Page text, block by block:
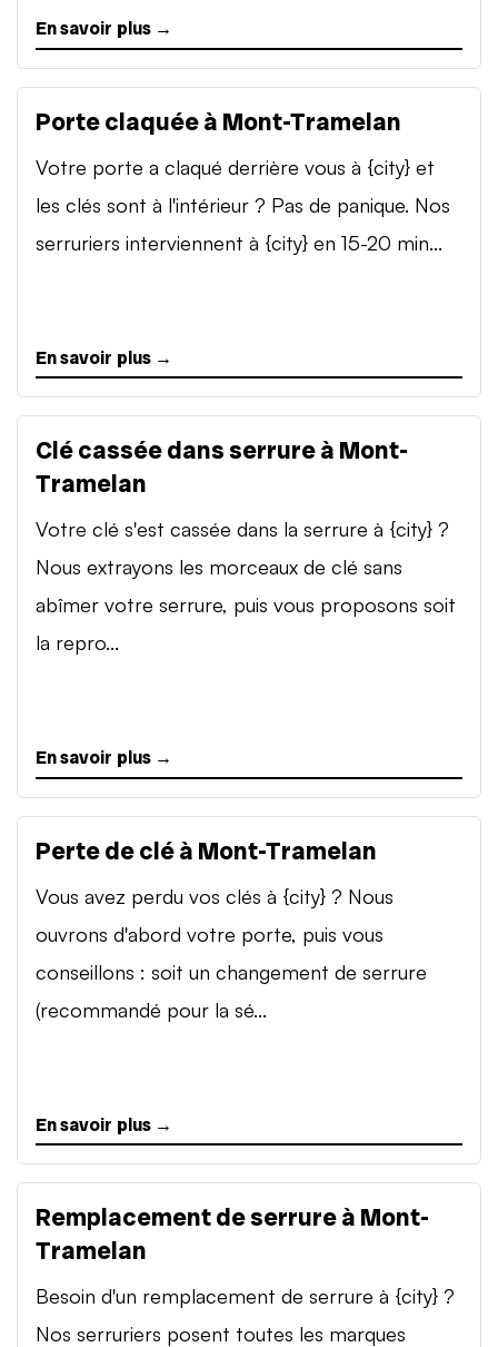
En savoir plus →
Porte claquée à Mont-Tramelan
Votre porte a claqué derrière vous à {city} et
les clés sont à l'intérieur ? Pas de panique. Nos
serruriers interviennent à {city} en 15-20 min...
En savoir plus →
Clé cassée dans serrure à Mont-
Tramelan
Votre clé s'est cassée dans la serrure à {city} ?
Nous extrayons les morceaux de clé sans
abîmer votre serrure, puis vous proposons soit
la repro...
En savoir plus →
Perte de clé à Mont-Tramelan
Vous avez perdu vos clés à {city} ? Nous
ouvrons d'abord votre porte, puis vous
conseillons : soit un changement de serrure
(recommandé pour la sé...
En savoir plus →
Remplacement de serrure à Mont-
Tramelan
Besoin d'un remplacement de serrure à {city} ?
Nos serruriers posent toutes les marques